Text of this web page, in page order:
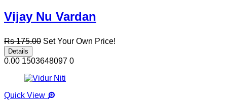
Vijay Nu Vardan
Rs 175.00 Set Your Own Price!
Details
0.00 1503648097 0
Quick View